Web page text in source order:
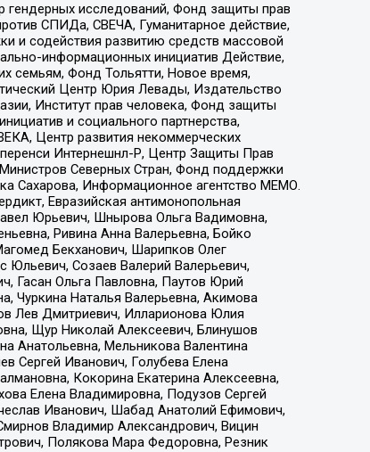
гендерных исследований, Фонд защиты прав
СПИДа, СВЕЧА, Гуманитарное действие,
и содействия развитию средств массовой
информационных инициатив Действие,
семьям, Фонд Тольятти, Новое время,
Центр Юрия Левады, Издательство
Институт прав человека, Фонд защиты
и социального партнерства,
Центр развития некоммерческих
Интернешнл-Р, Центр Защиты Прав
Северных Стран, Фонд поддержки
Сахарова, Информационное агентство МЕМО.
Евразийская антимонопольная
Юрьевич, Шнырова Ольга Вадимовна,
Ривина Анна Валерьевна, Бойко
Бекханович, Шарипков Олег
Созаев Валерий Валерьевич,
Гасан Ольга Павловна, Паутов Юрий
Чуркина Наталья Валерьевна, Акимова
Лев Дмитриевич, Илларионова Юлия
Щур Николай Алексеевич, Блинушов
Анатольевна, Мельникова Валентина
Сергей Иванович, Голубева Елена
Кокорина Екатерина Алексеевна,
Елена Владимировна, Подузов Сергей
Иванович, Шабад Анатолий Ефимович,
Владимир Александрович, Вицин
Полякова Мара Федоровна, Резник